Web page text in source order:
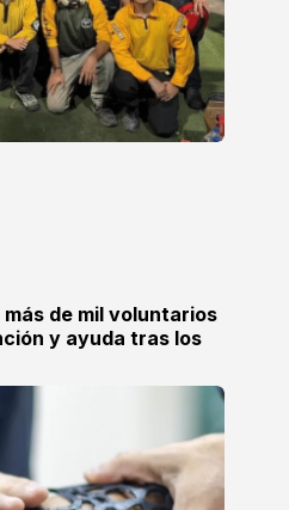
más de mil voluntarios
y ayuda tras los